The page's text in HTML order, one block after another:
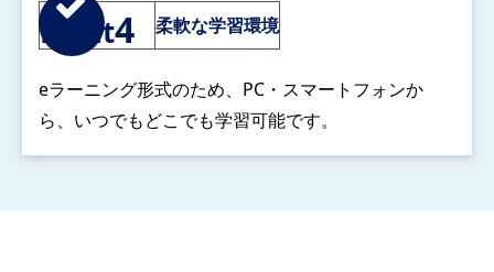
Point4 柔軟な学習環境
eラーニング形式のため、PC・スマートフォンか
ら、いつでもどこでも学習可能です。